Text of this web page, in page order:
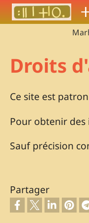
Aller au contenu
Droits
Ce site est
Pour obtenir
Sauf précision
Partager